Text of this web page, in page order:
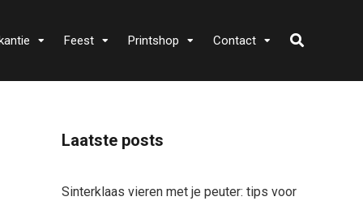
Feest Printshop Contact
Laatste posts
Sinterklaas vieren met je peuter: tips voor